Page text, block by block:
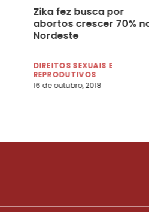
Zika fez busca por
abortos crescer 70%
Nordeste
DIREITOS SEXUAIS E
REPRODUTIVOS
16 de outubro, 2018